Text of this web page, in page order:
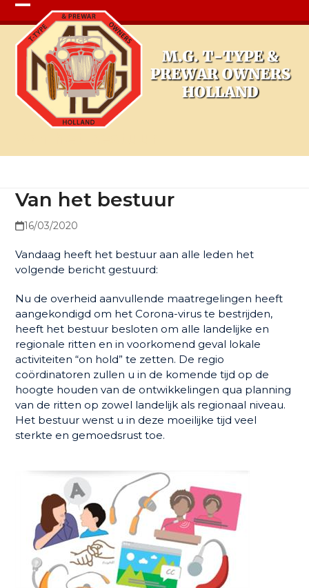
Open
mobile
menu
Close
mobile
menu
Van het bestuur
16/03/2020
Vandaag heeft het bestuur aan alle leden het
volgende bericht gestuurd:
Nu de overheid aanvullende maatregelingen heeft
aangekondigd om het Corona-virus te bestrijden,
heeft het bestuur besloten om alle landelijke en
regionale ritten en in voorkomend geval lokale
activiteiten “on hold” te zetten. De regio
coördinatoren zullen u in de komende tijd op de
hoogte houden van de ontwikkelingen qua planning
van de ritten op zowel landelijk als regionaal niveau.
Het bestuur wenst u in deze moeilijke tijd veel
sterkte en gemoedsrust toe.